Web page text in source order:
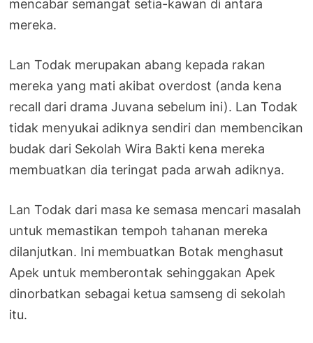
mencabar semangat setia-kawan di antara
mereka.
Lan Todak merupakan abang kepada rakan
mereka yang mati akibat overdost (anda kena
recall dari drama Juvana sebelum ini). Lan Todak
tidak menyukai adiknya sendiri dan membencikan
budak dari Sekolah Wira Bakti kena mereka
membuatkan dia teringat pada arwah adiknya.
Lan Todak dari masa ke semasa mencari masalah
untuk memastikan tempoh tahanan mereka
dilanjutkan. Ini membuatkan Botak menghasut
Apek untuk memberontak sehinggakan Apek
dinorbatkan sebagai ketua samseng di sekolah
itu.